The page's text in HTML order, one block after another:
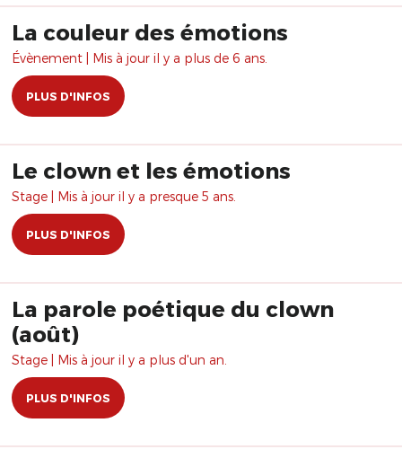
La couleur des émotions
Évènement | Mis à jour il y a plus de 6 ans.
PLUS D'INFOS
Le clown et les émotions
Stage | Mis à jour il y a presque 5 ans.
PLUS D'INFOS
La parole poétique du clown
(août)
Stage | Mis à jour il y a plus d'un an.
PLUS D'INFOS